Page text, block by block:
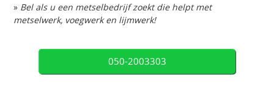
» Bel als u een metselbedrijf zoekt die helpt met
metselwerk, voegwerk en lijmwerk!
050-2003303